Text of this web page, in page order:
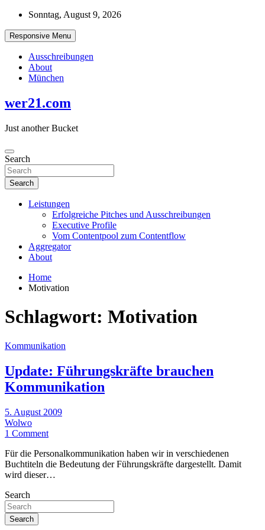
Skip
content
Sonntag, August 9, 2026
Responsive Menu
Ausschreibungen
About
München
wer21.com
Just another Bucket
Search
Search
Leistungen
Erfolgreiche Pitches und Ausschreibungen
Executive Profile
Vom Contentpool zum Contentflow
Aggregator
About
Home
Motivation
Schlagwort: Motivation
Kommunikation
Update: Führungskräfte brauchen
Kommunikation
5. August 2009
Wolwo
1 Comment
Für die Personalkommunikation haben wir in verschiedenen
Buchtiteln die Bedeutung der Führungskräfte dargestellt. Damit
wird dieser…
Search
Search